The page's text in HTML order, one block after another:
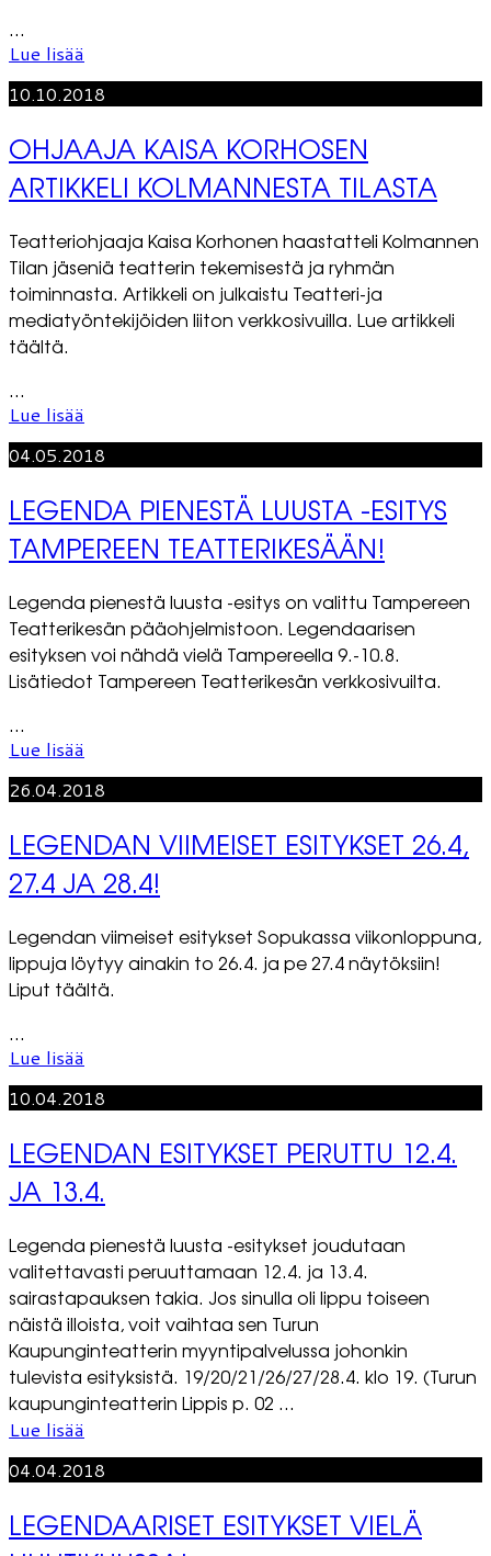
...
Lue lisää
10.10.2018
OHJAAJA KAISA KORHOSEN
ARTIKKELI KOLMANNESTA TILASTA
Teatteriohjaaja Kaisa Korhonen haastatteli Kolmannen
Tilan jäseniä teatterin tekemisestä ja ryhmän
toiminnasta. Artikkeli on julkaistu Teatteri-ja
mediatyöntekijöiden liiton verkkosivuilla. Lue artikkeli
täältä.
...
Lue lisää
04.05.2018
LEGENDA PIENESTÄ LUUSTA -ESITYS
TAMPEREEN TEATTERIKESÄÄN!
Legenda pienestä luusta -esitys on valittu Tampereen
Teatterikesän pääohjelmistoon. Legendaarisen
esityksen voi nähdä vielä Tampereella 9.-10.8.
Lisätiedot Tampereen Teatterikesän verkkosivuilta.
...
Lue lisää
26.04.2018
LEGENDAN VIIMEISET ESITYKSET 26.4,
27.4 JA 28.4!
Legendan viimeiset esitykset Sopukassa viikonloppuna,
lippuja löytyy ainakin to 26.4. ja pe 27.4 näytöksiin!
Liput täältä.
...
Lue lisää
10.04.2018
LEGENDAN ESITYKSET PERUTTU 12.4.
JA 13.4.
Legenda pienestä luusta -esitykset joudutaan
valitettavasti peruuttamaan 12.4. ja 13.4.
sairastapauksen takia. Jos sinulla oli lippu toiseen
näistä illoista, voit vaihtaa sen Turun
Kaupunginteatterin myyntipalvelussa johonkin
tulevista esityksistä. 19/20/21/26/27/28.4. klo 19. (Turun
kaupunginteatterin Lippis p. 02 ...
Lue lisää
04.04.2018
LEGENDAARISET ESITYKSET VIELÄ